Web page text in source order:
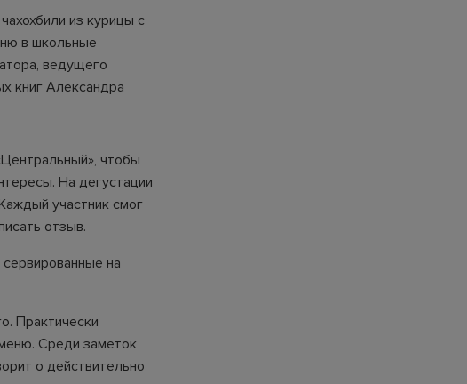
из курицы с
в школьные
ведущего
книг Александра
чтобы
На дегустации
участник смог
отзыв.
на
Практически
Среди заметок
о действительно